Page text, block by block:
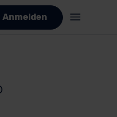
Anmelden